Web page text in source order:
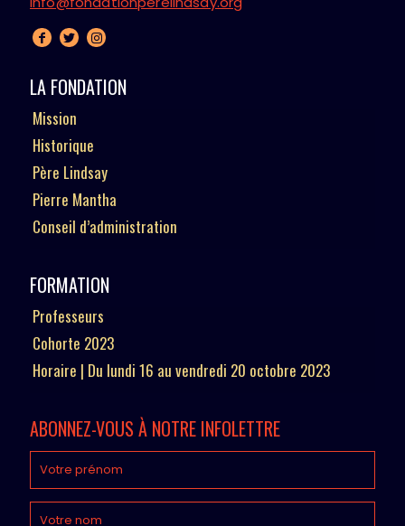
LA FONDATION
Mission
Historique
Père Lindsay
Pierre Mantha
Conseil d’administration
FORMATION
Professeurs
Cohorte 2023
Horaire | Du lundi 16 au vendredi 20 octobre 2023
ABONNEZ-VOUS À NOTRE INFOLETTRE